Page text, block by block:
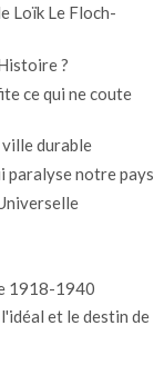
Loïk Le Floch-
?
ce qui ne coute
durable
paralyse notre pays
1918-1940
et le destin de